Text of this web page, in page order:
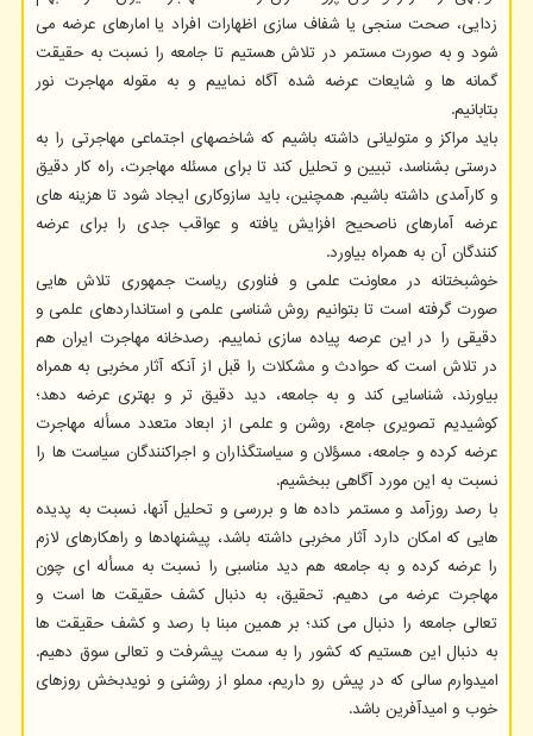
زدایی، صحت سنجی یا شفاف سازی اظهارات افراد یا امارهای عرضه می
شود و به صورت مستمر در تلاش هستیم تا جامعه را نسبت به حقیقت
گمانه ها و شایعات عرضه شده آگاه نماییم و به مقوله مهاجرت نور
بتابانیم.
باید مراکز و متولیانی داشته باشیم که شاخصهای اجتماعی مهاجرتی را به
درستی بشناسد، تبیین و تحلیل کند تا برای مسئله مهاجرت، راه کار دقیق
و کارآمدی داشته باشیم. همچنین، باید سازوکاری ایجاد شود تا هزینه های
عرضه آمارهای ناصحیح افزایش یافته و عواقب جدی را برای عرضه
کنندگان آن به همراه بیاورد.
خوشبختانه در معاونت علمی و فناوری ریاست جمهوری تلاش هایی
صورت گرفته است تا بتوانیم روش شناسی علمی و استانداردهای علمی و
دقیقی را در این عرصه پیاده سازی نماییم. رصدخانه مهاجرت ایران هم
در تلاش است که حوادث و مشکلات را قبل از آنکه آثار مخربی به همراه
بیاورند، شناسایی کند و به جامعه، دید دقیق تر و بهتری عرضه دهد؛
کوشیدیم تصویری جامع، روشن و علمی از ابعاد متعدد مسأله مهاجرت
عرضه کرده و جامعه، مسؤلان و سیاستگذاران و اجراکنندگان سیاست ها را
نسبت به این مورد آگاهی ببخشیم.
با رصد روزآمد و مستمر داده ها و بررسی و تحلیل آنها، نسبت به پدیده
هایی که امکان دارد آثار مخربی داشته باشد، پیشنهادها و راهکارهای لازم
را عرضه کرده و به جامعه هم دید مناسبی را نسبت به مسأله ای چون
مهاجرت عرضه می دهیم. تحقیق، به دنبال کشف حقیقت ها است و
تعالی جامعه را دنبال می کند؛ بر همین مبنا با رصد و کشف حقیقت ها
به دنبال این هستیم که کشور را به سمت پیشرفت و تعالی سوق دهیم.
امیدوارم سالی که در پیش رو داریم، مملو از روشنی و نویدبخش روزهای
خوب و امیدآفرین باشد.